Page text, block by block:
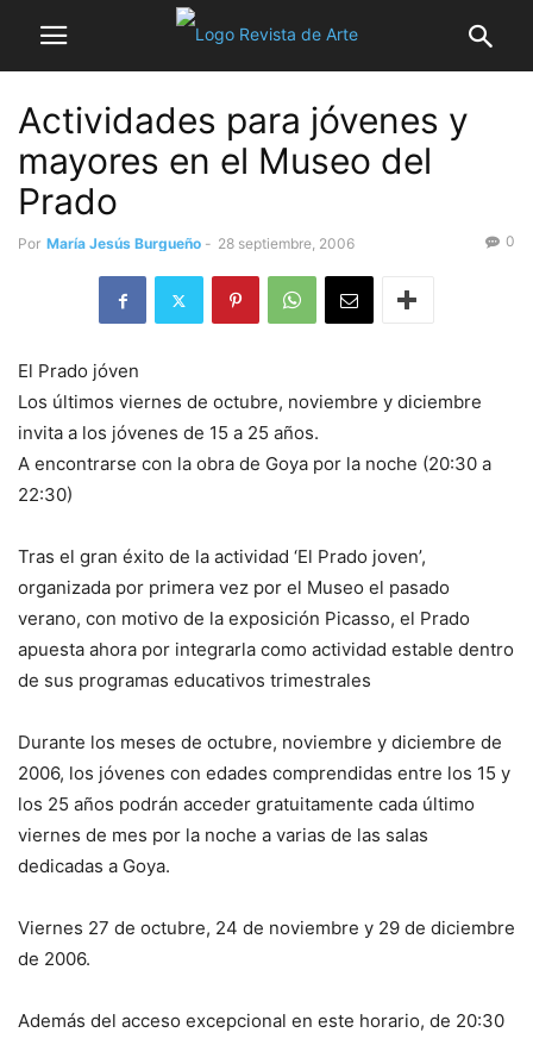
Actividades para jóvenes y
mayores en el Museo del
Prado
Por María Jesús Burgueño - 28 septiembre, 2006 0
El Prado jóven
Los últimos viernes de octubre, noviembre y diciembre
invita a los jóvenes de 15 a 25 años.
A encontrarse con la obra de Goya por la noche (20:30 a
22:30)
Tras el gran éxito de la actividad ‘El Prado joven’,
organizada por primera vez por el Museo el pasado
verano, con motivo de la exposición Picasso, el Prado
apuesta ahora por integrarla como actividad estable dentro
de sus programas educativos trimestrales
Durante los meses de octubre, noviembre y diciembre de
2006, los jóvenes con edades comprendidas entre los 15 y
los 25 años podrán acceder gratuitamente cada último
viernes de mes por la noche a varias de las salas
dedicadas a Goya.
Viernes 27 de octubre, 24 de noviembre y 29 de diciembre
de 2006.
Además del acceso excepcional en este horario, de 20:30